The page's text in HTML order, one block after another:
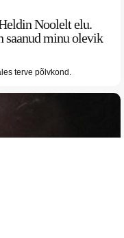
Noolelt elu.
saanud minu olevik
terve põlvkond.